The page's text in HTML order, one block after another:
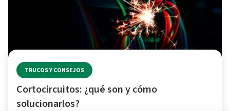
TRUCOS Y CONSEJOS
Cortocircuitos: ¿qué son y cómo
solucionarlos?